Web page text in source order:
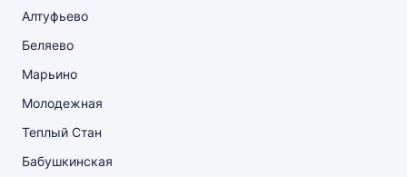
Алтуфьево
Беляево
Марьино
Молодежная
Теплый Стан
Бабушкинская